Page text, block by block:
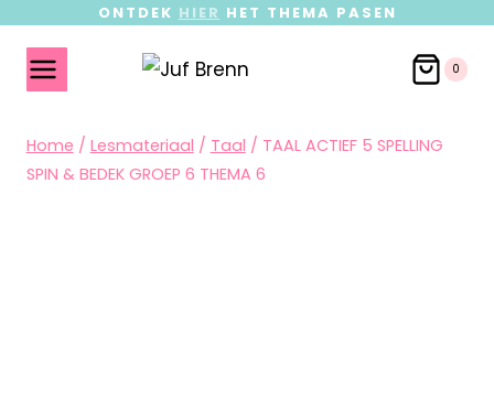
ONTDEK HIER HET THEMA PASEN
0
Home / Lesmateriaal / Taal / TAAL ACTIEF 5 SPELLING
SPIN & BEDEK GROEP 6 THEMA 6